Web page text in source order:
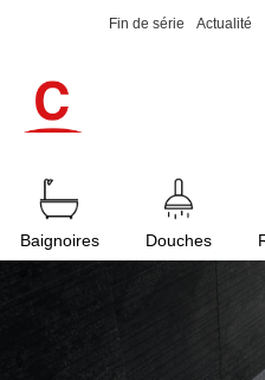
Fin de série Actualité
Baignoires Douches